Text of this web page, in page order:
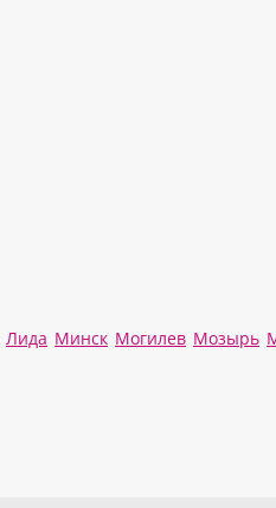
Лида Минск Могилев Мозырь